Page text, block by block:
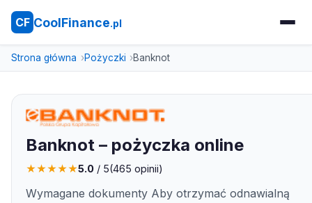
CF CoolFinance.pl
Strona główna Pożyczki Banknot
Banknot – pożyczka online
★★★★★5.0 / 5(465 opinii)
Wymagane dokumenty Aby otrzymać odnawialną